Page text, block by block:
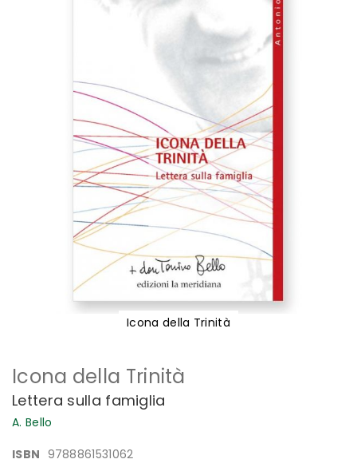
Icona della Trinità
Lettera sulla famiglia
A. Bello
ISBN 9788861531062
Icona della Trinità
all'inizio
galleria
di